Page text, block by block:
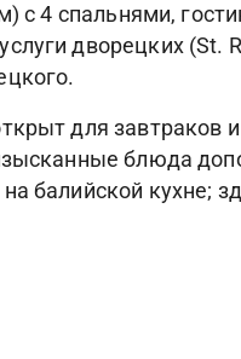
с 4 спальнями,
дворецких (St.
для завтраков
блюда
на балийской